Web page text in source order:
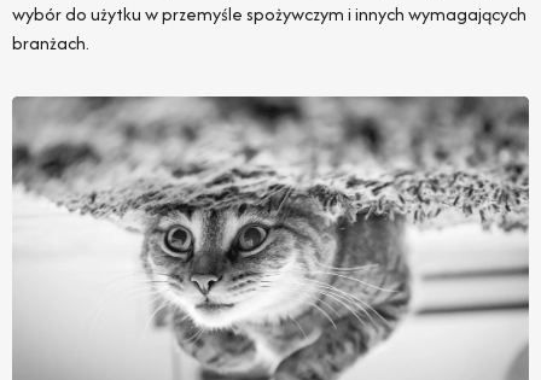
wybór do użytku w przemyśle spożywczym i innych wymagających
branżach.